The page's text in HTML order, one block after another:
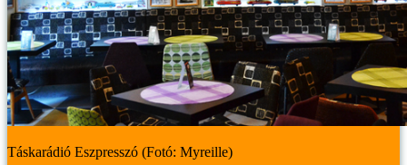
Táskarádió Eszpresszó (Fotó: Myreille)